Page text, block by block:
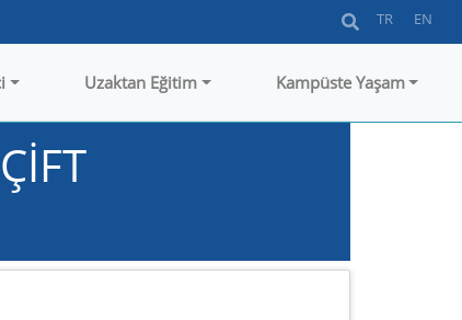
TR EN
Uzaktan Eğitim Kampüste Yaşam